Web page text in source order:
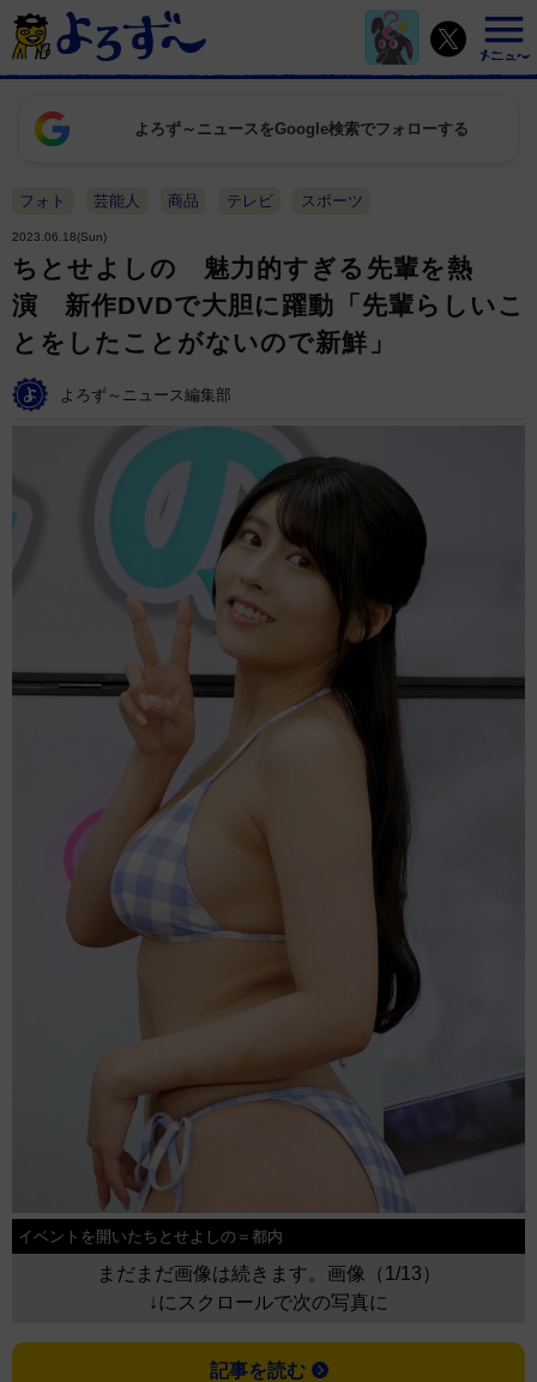
よろず～ニュースをGoogle検索でフォローする
フォト 芸能人 商品 テレビ スポーツ
2023.06.18(Sun)
ちとせよしの 魅力的すぎる先輩を熱
演 新作DVDで大胆に躍動「先輩らしいこ
とをしたことがないので新鮮」
よろず～ニュース編集部
イベントを開いたちとせよしの＝都内
まだまだ画像は続きます。画像（1/13）
↓にスクロールで次の写真に
記事を読む